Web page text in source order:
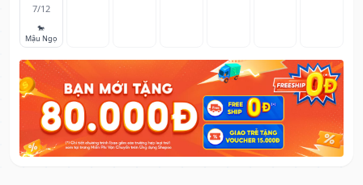
7/12
🐎
Mậu Ngọ